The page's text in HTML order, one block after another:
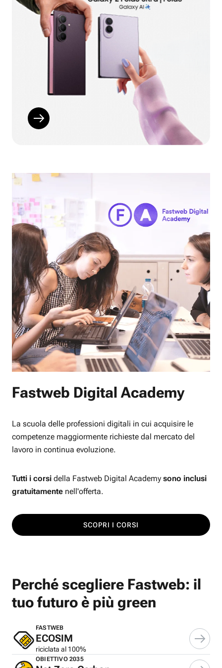
Fastweb Digital Academy
La scuola delle professioni digitali in cui acquisire le
competenze maggiormente richieste dal mercato del
lavoro in continua evoluzione.
Tutti i corsi della Fastweb Digital Academy sono inclusi
gratuitamente nell'offerta.
SCOPRI I CORSI
Perché scegliere Fastweb: il
tuo futuro è più green
FASTWEB
ECOSIM
riciclata al 100%
OBIETTIVO 2035